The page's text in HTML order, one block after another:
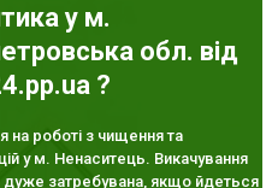
у м.
обл. від
?
на роботі з чищення та
у м. Ненаситець. Викачування
дуже затребувана, якщо йдеться